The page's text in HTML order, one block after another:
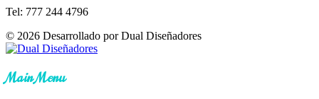
Tel: 777 244 4796
© 2026 Desarrollado por Dual Diseñadores
Main Menu